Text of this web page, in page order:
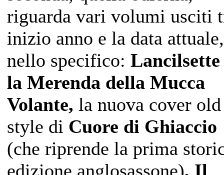
riguarda vari volumi usciti
inizio anno e la data attuale,
nello specifico: Lancilsette
la Merenda della Mucca
Volante, la nuova cover old
style di Cuore di Ghiaccio
(che riprende la prima
edizione anglosassone), Il